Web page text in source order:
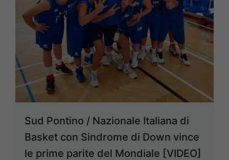
Sud Pontino / Nazionale Italiana di
Basket con Sindrome di Down vince
le prime parite del Mondiale [VIDEO]